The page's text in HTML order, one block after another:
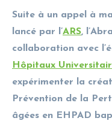
Suite à un appel à
lancé par l’ARS,
collaboration avec
Hôpitaux
expérimenter la
Prévention de la
âgées en EHPAD